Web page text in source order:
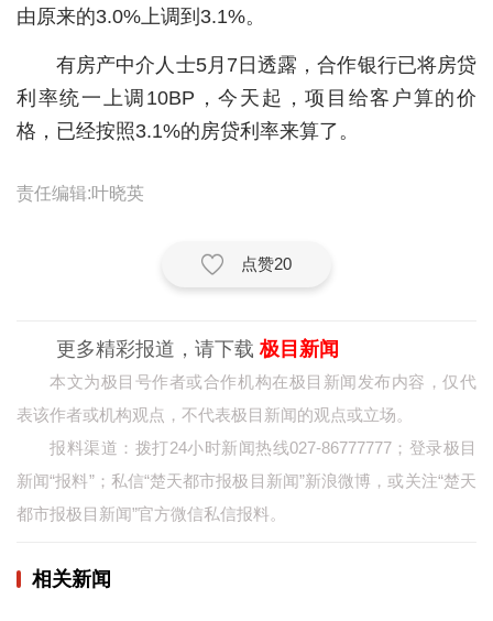
专题
极客圈
经济
相亲
汽车
房产
消费
创意
文化
由原来的3.0%上调到3.1%。
有房产中介人士5月7日透露，合作银行已将房贷
利率统一上调10BP，今天起，项目给客户算的价
格，已经按照3.1%的房贷利率来算了。
责任编辑:叶晓英
点赞20
更多精彩报道，请下载极目新闻
本文为极目号作者或合作机构在极目新闻发布内容，仅代
表该作者或机构观点，不代表极目新闻的观点或立场。
报料渠道：拨打24小时新闻热线027-86777777；登录极目
新闻“报料”；私信“楚天都市报极目新闻”新浪微博，或关注“楚天
都市报极目新闻”官方微信私信报料。
相关新闻